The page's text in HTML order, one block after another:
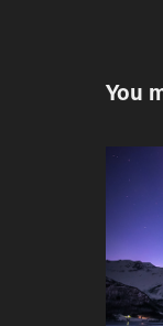
You